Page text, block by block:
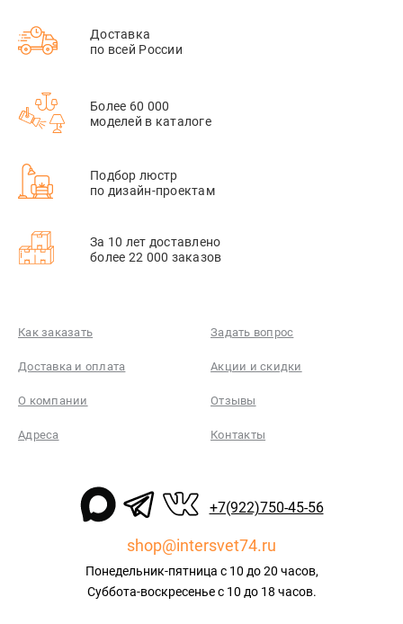
Доставка
по всей России
Более 60 000
моделей в каталоге
Подбор люстр
по дизайн-проектам
За 10 лет доставлено
более 22 000 заказов
Как заказать Задать вопрос
Доставка и оплата Акции и скидки
О компании Отзывы
Адреса Контакты
+7(922)750-45-56
shop@intersvet74.ru
Понедельник-пятница с 10 до 20 часов,
Суббота-воскресенье с 10 до 18 часов.